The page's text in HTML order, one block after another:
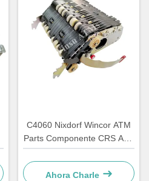
C4060 Nixdorf Wincor ATM
Parts Componente CRS ATS
Unidad de centralización AU
módulo 1750134478
Ahora Charle